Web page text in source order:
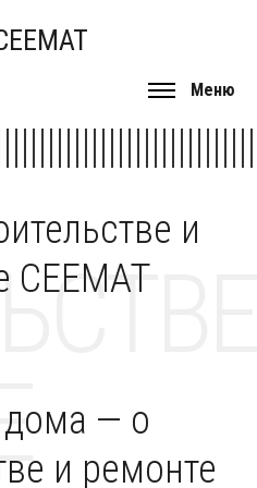
Меню
и
CEEMAT
— о
и ремонте